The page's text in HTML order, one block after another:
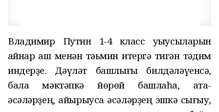
Владимир Путин 1-4 класс уҡыусыларын
ҡайнар аш менән тәьмин итергә тигән тәҡдим
индерҙе. Дәүләт башлығы билдәләүенсә,
бала мәктәпкә йөрөй башлаһа, ата-
әсәләрҙең, айырыуса әсәләрҙең эшкә сығыу,